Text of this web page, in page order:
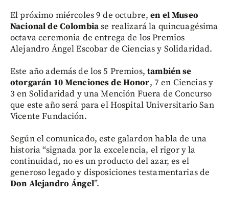
El próximo miércoles 9 de octubre,en el Museo
Nacional de Colombiase realizará la quincuagésima
octava ceremonia de entrega de los Premios
Alejandro Ángel Escobar de Ciencias y Solidaridad.
Este año además de los 5 Premios, también se
otorgarán 10 Menciones de Honor, 7 en Ciencias y
3 en Solidaridad y una Mención Fuera de Concurso
que este año será para el Hospital Universitario San
Vicente Fundación.
Según el comunicado, este galardon habla de una
historia “signada por la excelencia, el rigor y la
continuidad, no es un producto del azar, es el
generoso legado y disposiciones testamentarias de
Don Alejandro Ángel”.